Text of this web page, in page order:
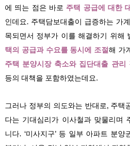
에 띄는 점은 바로 주택 공급에 대한
인데요. 주택담보대출이 급증하는 가
목되면서 정부가 이를 해결하기 위해
택의 공급과 수요를 동시에 조절해 가
주택 분양시장 축소와 집단대출 관리
등의 대책을 포함하였는데요.
그러나 정부의 의도와는 반대로, 주택
다는 기대심리가 이사철과 맞물리며
니다. ‘미사지구’ 등 일부 아파트 분양